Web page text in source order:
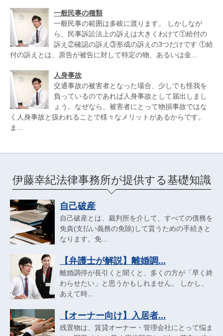
一般民事の種類
一般民事の範囲は多岐に渡ります。 しかしなが
ら、民事訴訟法上の訴えは大きくわけて①給付の
訴え②確認の訴え③形成の訴えの3つだけです ①給
付の訴えとは、原告が被告に対して特定の物、あるいは金...
人身事故
交通事故の被害者となった場合、少しでも怪我を
負っているのであれば人身事故として届出しまし
ょう。なぜなら、被害者にとって物損事故ではな
く人身事故と扱われることで様々なメリットがあるからです。
ま...
伊藤幸紀法律事務所が提供する基礎知識
自己破産
自己破産とは、裁判所を介して、すべての債務を
免責(支払い義務の免除)して貰うための手続きと
なります。免...
【弁護士が解説】離婚調...
離婚調停が長引くと聞くと、多くの方が「早く終
わらせたい」と思うかもしれません。 しかし、
あえて時...
【オーナー向け】入居者...
残置物は、賃貸オーナー・管理会社にとって悩ま